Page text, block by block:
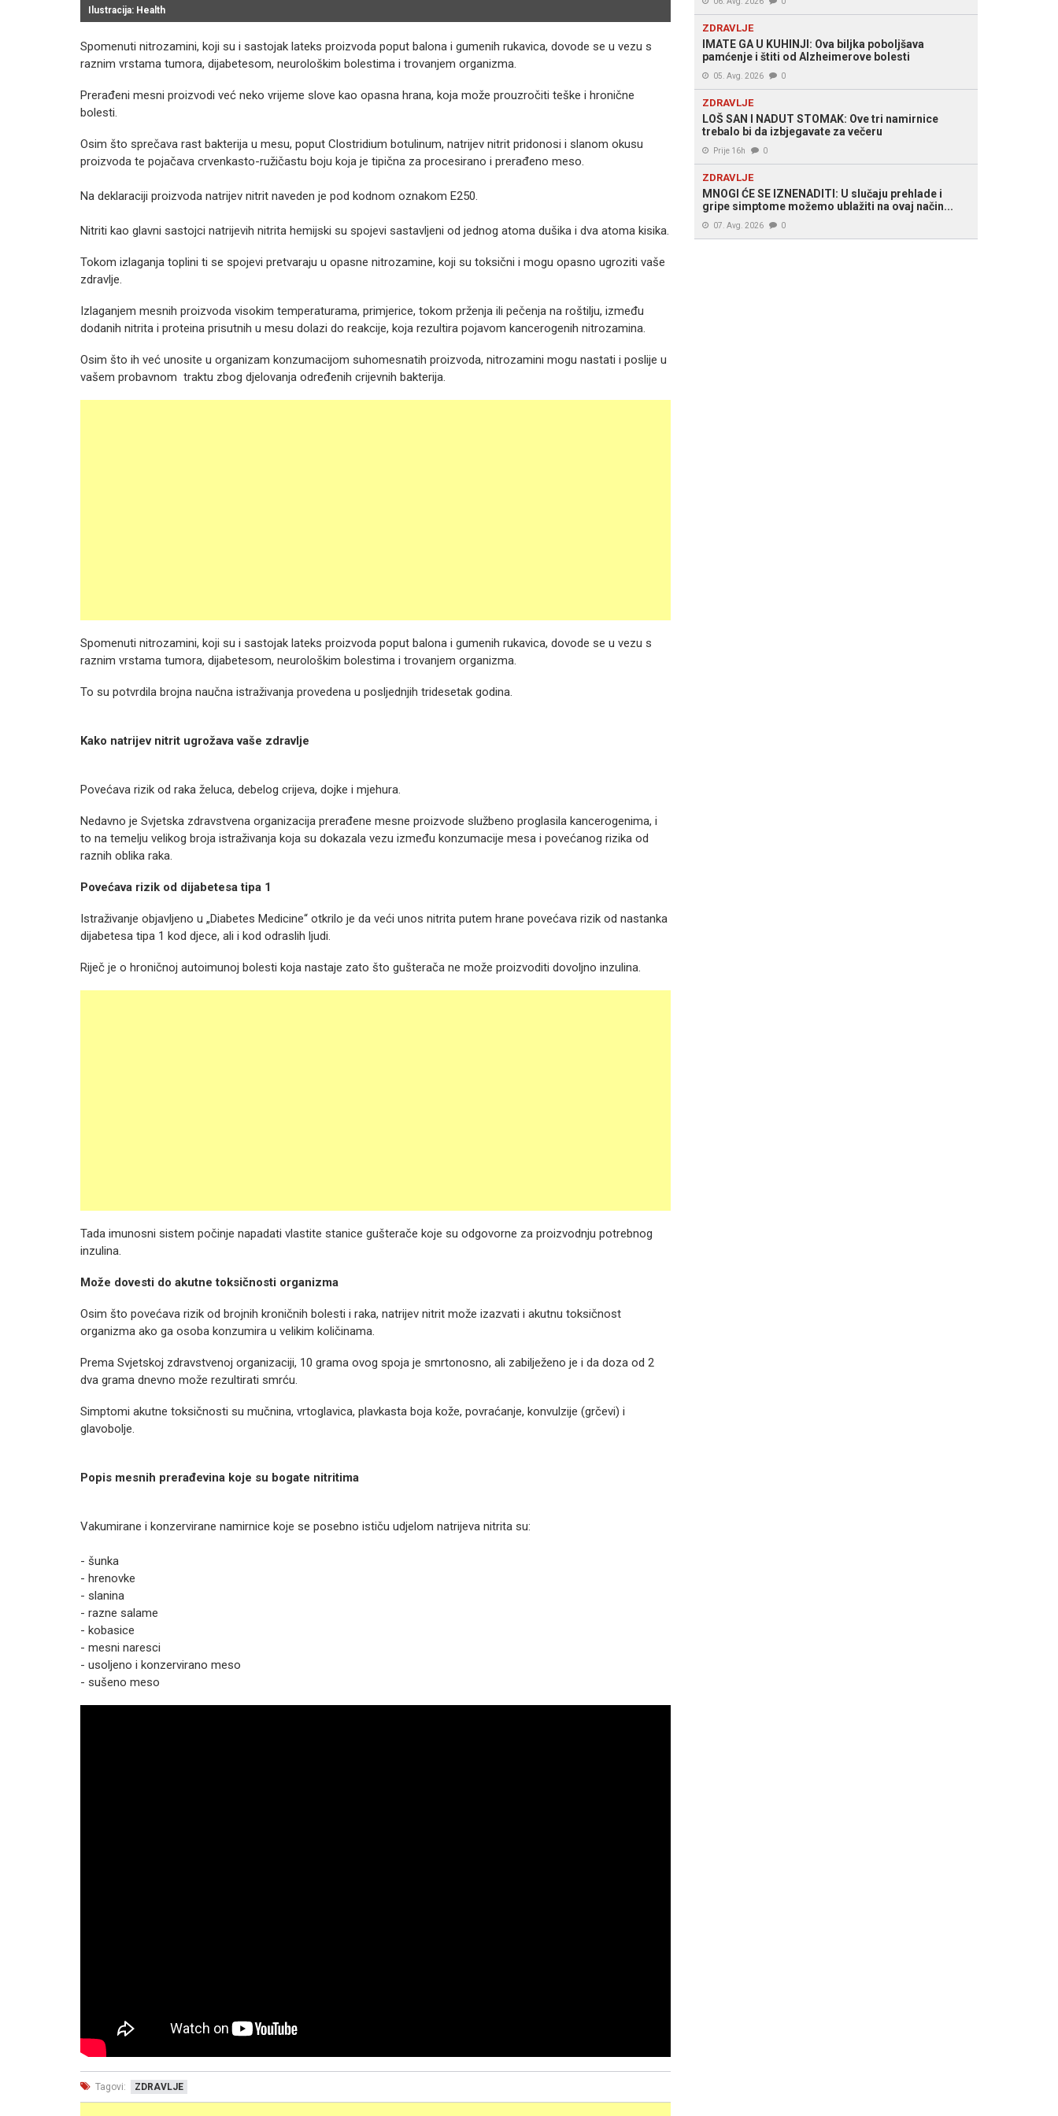
Ilustracija: Health
Spomenuti nitrozamini, koji su i sastojak lateks proizvoda poput balona i gumenih rukavica, dovode se u vezu s
raznim vrstama tumora, dijabetesom, neurološkim bolestima i trovanjem organizma.
Prerađeni mesni proizvodi već neko vrijeme slove kao opasna hrana, koja može prouzročiti teške i hronične
bolesti.
Osim što sprečava rast bakterija u mesu, poput Clostridium botulinum, natrijev nitrit pridonosi i slanom okusu
proizvoda te pojačava crvenkasto-ružičastu boju koja je tipična za procesirano i prerađeno meso.
Na deklaraciji proizvoda natrijev nitrit naveden je pod kodnom oznakom E250.
Nitriti kao glavni sastojci natrijevih nitrita hemijski su spojevi sastavljeni od jednog atoma dušika i dva atoma kisika.
Tokom izlaganja toplini ti se spojevi pretvaraju u opasne nitrozamine, koji su toksični i mogu opasno ugroziti vaše
zdravlje.
Izlaganjem mesnih proizvoda visokim temperaturama, primjerice, tokom prženja ili pečenja na roštilju, između
dodanih nitrita i proteina prisutnih u mesu dolazi do reakcije, koja rezultira pojavom kancerogenih nitrozamina.
Osim što ih već unosite u organizam konzumacijom suhomesnatih proizvoda, nitrozamini mogu nastati i poslije u
vašem probavnom traktu zbog djelovanja određenih crijevnih bakterija.
Spomenuti nitrozamini, koji su i sastojak lateks proizvoda poput balona i gumenih rukavica, dovode se u vezu s
raznim vrstama tumora, dijabetesom, neurološkim bolestima i trovanjem organizma.
To su potvrdila brojna naučna istraživanja provedena u posljednjih tridesetak godina.
Kako natrijev nitrit ugrožava vaše zdravlje
Povećava rizik od raka želuca, debelog crijeva, dojke i mjehura.
Nedavno je Svjetska zdravstvena organizacija prerađene mesne proizvode službeno proglasila kancerogenima, i
to na temelju velikog broja istraživanja koja su dokazala vezu između konzumacije mesa i povećanog rizika od
raznih oblika raka.
Povećava rizik od dijabetesa tipa 1
Istraživanje objavljeno u „Diabetes Medicine“ otkrilo je da veći unos nitrita putem hrane povećava rizik od nastanka
dijabetesa tipa 1 kod djece, ali i kod odraslih ljudi.
Riječ je o hroničnoj autoimunoj bolesti koja nastaje zato što gušterača ne može proizvoditi dovoljno inzulina.
Tada imunosni sistem počinje napadati vlastite stanice gušterače koje su odgovorne za proizvodnju potrebnog
inzulina.
Može dovesti do akutne toksičnosti organizma
Osim što povećava rizik od brojnih kroničnih bolesti i raka, natrijev nitrit može izazvati i akutnu toksičnost
organizma ako ga osoba konzumira u velikim količinama.
Prema Svjetskoj zdravstvenoj organizaciji, 10 grama ovog spoja je smrtonosno, ali zabilježeno je i da doza od 2
dva grama dnevno može rezultirati smrću.
Simptomi akutne toksičnosti su mučnina, vrtoglavica, plavkasta boja kože, povraćanje, konvulzije (grčevi) i
glavobolje.
Popis mesnih prerađevina koje su bogate nitritima
Vakumirane i konzervirane namirnice koje se posebno ističu udjelom natrijeva nitrita su:
- šunka
- hrenovke
- slanina
- razne salame
- kobasice
- mesni naresci
- usoljeno i konzervirano meso
- sušeno meso
Tagovi: ZDRAVLJE
ZDRAVLJE
IMATE GA U KUHINJI: Ova biljka poboljšava
pamćenje i štiti od Alzheimerove bolesti
05. Avg. 2026 0
ZDRAVLJE
LOŠ SAN I NADUT STOMAK: Ove tri namirnice
trebalo bi da izbjegavate za večeru
Prije 16h 0
ZDRAVLJE
MNOGI ĆE SE IZNENADITI: U slučaju prehlade i
gripe simptome možemo ublažiti na ovaj način...
07. Avg. 2026 0